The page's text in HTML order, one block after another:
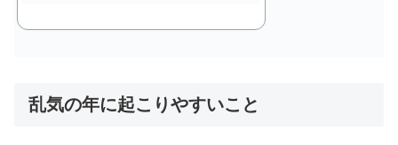
乱気の年に起こりやすいこと